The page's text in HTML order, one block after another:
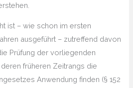
ist – wie schon im ersten
ausgeführt – zutreffend davon
Prüfung der vorliegenden
früheren Zeitrangs die
Anwendung finden (§ 152